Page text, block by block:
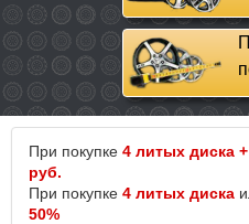
При покупке 4 литых диска
руб.
При покупке 4 литых диска
50%